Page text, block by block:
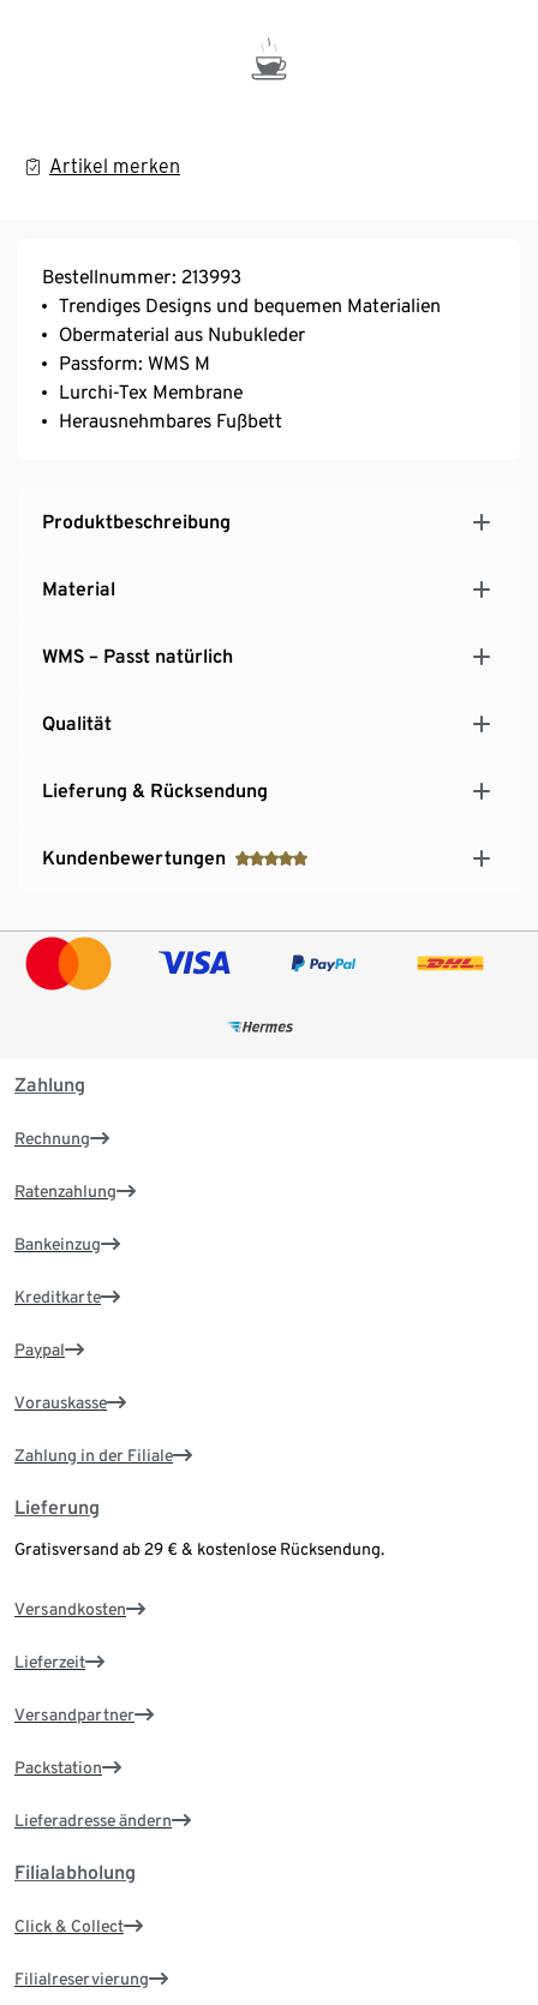
Artikel merken
Bestellnummer: 213993
Trendiges Designs und bequemen Materialien
Obermaterial aus Nubukleder
Passform: WMS M
Lurchi-Tex Membrane
Herausnehmbares Fußbett
Produktbeschreibung
Material
WMS – Passt natürlich
Qualität
Lieferung & Rücksendung
Kundenbewertungen
Zahlung
Rechnung
Ratenzahlung
Bankeinzug
Kreditkarte
Paypal
Vorauskasse
Zahlung in der Filiale
Lieferung
Gratisversand ab 29 € & kostenlose Rücksendung.
Versandkosten
Lieferzeit
Versandpartner
Packstation
Lieferadresse ändern
Filialabholung
Click & Collect
Filialreservierung